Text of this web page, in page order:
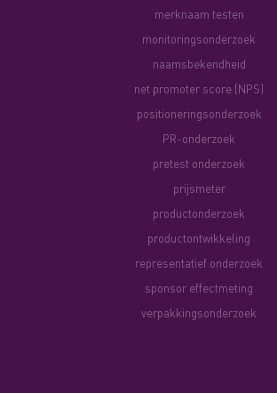
merknaam testen
monitoringsonderzoek
naamsbekendheid
net promoter score (NPS)
positioneringsonderzoek
PR-onderzoek
pretest onderzoek
prijsmeter
productonderzoek
productontwikkeling
representatief onderzoek
sponsor effectmeting
verpakkingsonderzoek